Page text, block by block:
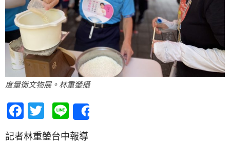
度量衡文物展。林重鎣攝
Facebook
Twitter
Line
記者林重鎣台中報導